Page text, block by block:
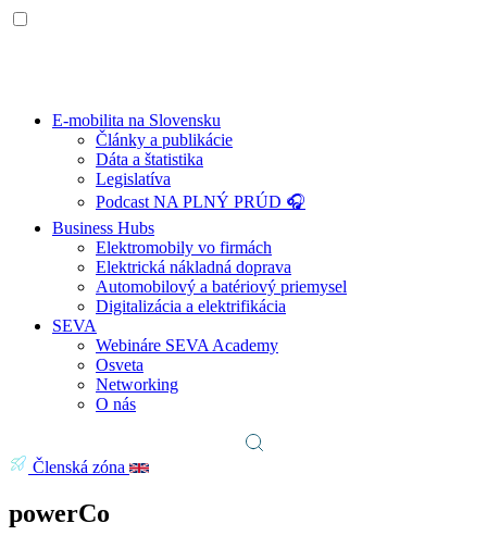
E-mobilita na Slovensku
Články a publikácie
Dáta a štatistika
Legislatíva
Podcast NA PLNÝ PRÚD 🎧
Business Hubs
Elektromobily vo firmách
Elektrická nákladná doprava
Automobilový a batériový priemysel
Digitalizácia a elektrifikácia
SEVA
Webináre SEVA Academy
Osveta
Networking
O nás
Členská zóna
powerCo